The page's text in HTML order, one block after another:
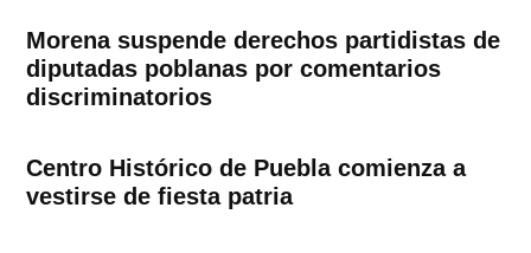
Morena suspende derechos partidistas de
diputadas poblanas por comentarios
discriminatorios
Centro Histórico de Puebla comienza a
vestirse de fiesta patria